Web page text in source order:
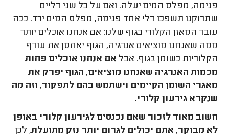
פנימה, מפלס המים יעלה. ואם על כל שני דליים
שתרוקנו תשפכו דלי אחד פנימה, מפלס המים ירד. ככה
עובד המאזן הקלורי בגוף שלנו: אם אנחנו אוכלים יותר
ממה שאנחנו מוציאים אנרגיה, הגוף יאחסן את עודף
הקלוריות כשומן בגוף. אבל אם אנחנו אוכלים פחות
מכמות האנרגיה שאנחנו מוציאים, הגוף יפרק את
מאגרי השומן הקיימים וישתמש בהם לתפקוד, וזה מה
שנקרא גירעון קלורי.
חשוב מאוד לזכור שאם נכנסים לגירעון קלורי באופן
לא מבוקר, אתם יכולים לגרום יותר נזק מתועלת, לכן